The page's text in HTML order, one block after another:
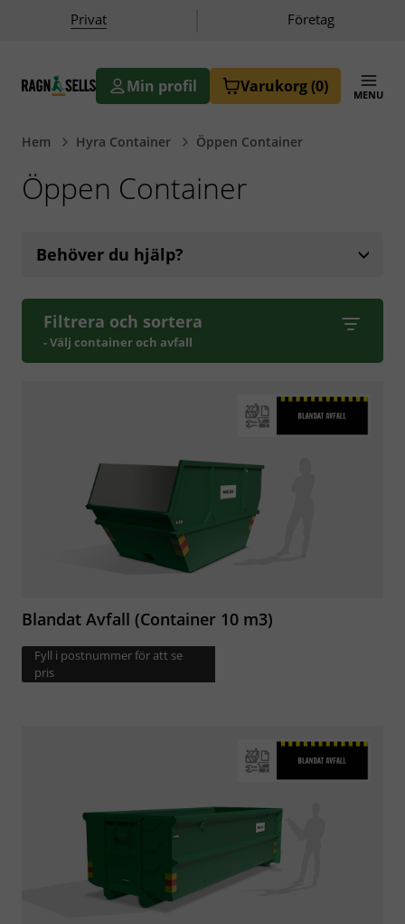
Privat Företag
butik.ragnsells.se
Min profil Varukorg(0) MENU
Hem Hyra Container Öppen Container
Öppen Container
Behöver du hjälp?
Filtrera och sortera
- Välj container och avfall
Blandat Avfall (Container 10 m3)
Fyll i postnummer för att se
pris